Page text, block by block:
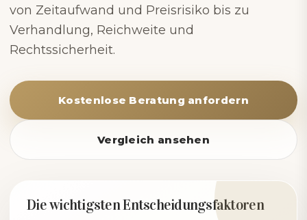
von Zeitaufwand und Preisrisiko bis zu
Verhandlung, Reichweite und
Rechtssicherheit.
Kostenlose Beratung anfordern
Vergleich ansehen
Die wichtigsten Entscheidungsfaktoren